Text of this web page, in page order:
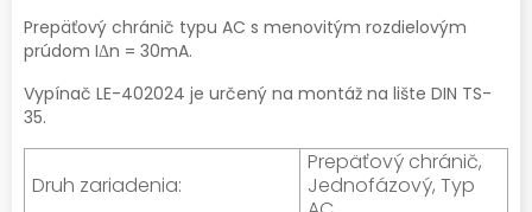
Prepäťový chránič typu AC s menovitým rozdielovým
prúdom IΔn = 30mA.
Vypínač LE-402024 je určený na montáž na lište DIN TS-
35.
Druh zariadenia:
Prepäťový chránič,
Jednofázový, Typ